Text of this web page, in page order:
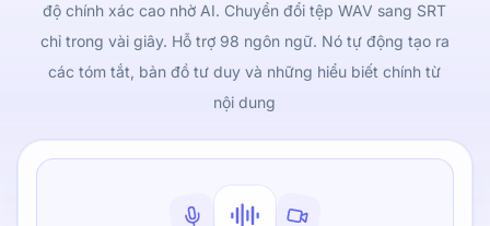
độ chính xác cao nhờ AI. Chuyển đổi tệp WAV sang SRT
chỉ trong vài giây. Hỗ trợ 98 ngôn ngữ. Nó tự động tạo ra
các tóm tắt, bản đồ tư duy và những hiểu biết chính từ
nội dung